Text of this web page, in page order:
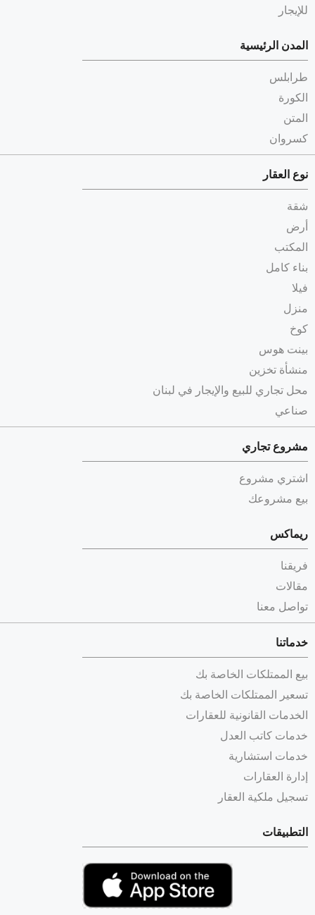
للإيجار
المدن الرئيسية
طرابلس
الكورة
المتن
كسروان
نوع العقار
شقة
أرض
المكتب
بناء كامل
فيلا
منزل
كوخ
بينت هوس
منشأة تخزين
محل تجاري للبيع والإيجار في لبنان
صناعي
مشروع تجاري
اشتري مشروع
بيع مشروعك
ريماكس
فريقنا
مقالات
تواصل معنا
خدماتنا
بيع الممتلكات الخاصة بك
تسعير الممتلكات الخاصة بك
الخدمات القانونية للعقارات
خدمات كاتب العدل
خدمات استشارية
إدارة العقارات
تسجيل ملكية العقار
التطبيقات